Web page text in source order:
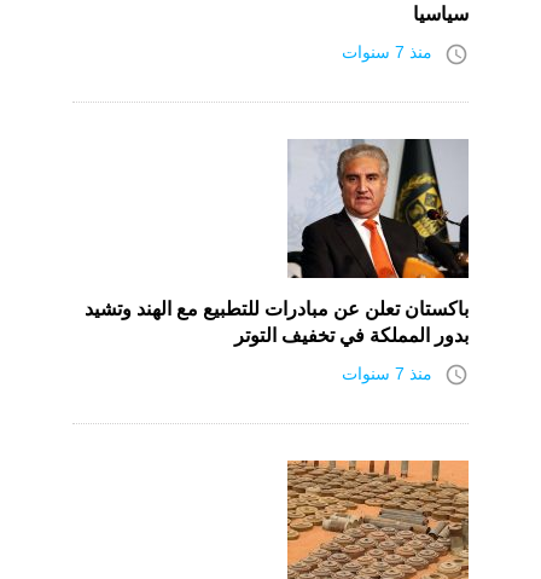
سياسيا
access_time منذ 7 سنوات
باكستان تعلن عن مبادرات للتطبيع مع الهند وتشيد
بدور المملكة في تخفيف التوتر
access_time منذ 7 سنوات